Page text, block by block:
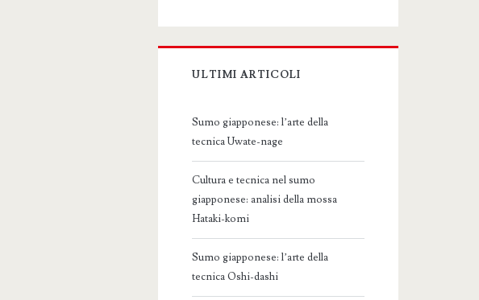
ULTIMI ARTICOLI
Sumo giapponese: l’arte della
tecnica Uwate-nage
Cultura e tecnica nel sumo
giapponese: analisi della mossa
Hataki-komi
Sumo giapponese: l’arte della
tecnica Oshi-dashi